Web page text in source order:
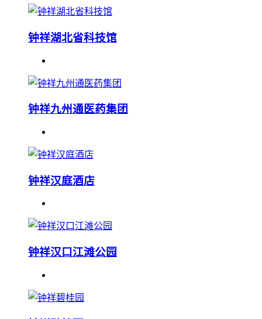
钟祥湖北省科技馆
钟祥九州通医药集团
钟祥汉庭酒店
钟祥汉口江滩公园